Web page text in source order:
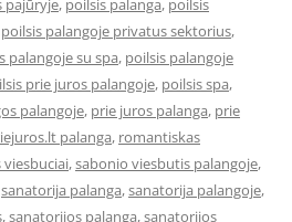
pajūryje, poilsis palanga, poilsis
poilsis palangoje privatus sektorius,
palangoje su spa, poilsis palangoje
prie juros palangoje, poilsis spa,
palangoje, prie juros palanga, prie
palanga, romantiskas
viesbuciai,sabonio viesbutis palangoje,
sanatorija palanga,sanatorija palangoje,
,sanatorijos palanga,sanatorijos